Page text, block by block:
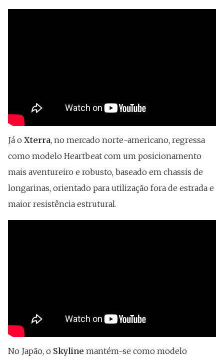
Já o Xterra, no mercado norte-americano, regressa
como modelo Heartbeat com um posicionamento
mais aventureiro e robusto, baseado em chassis de
longarinas, orientado para utilização fora de estrada e
maior resistência estrutural.
No Japão, o Skyline mantém-se como modelo